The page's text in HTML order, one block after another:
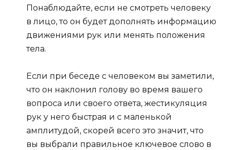
Понаблюдайте, если не смотреть человеку
в лицо, то он будет дополнять информацию
движениями рук или менять положения
тела.
Если при беседе с человеком вы заметили,
что он наклонил голову во время вашего
вопроса или своего ответа, жестикуляция
рук у него быстрая и с маленькой
амплитудой, скорей всего это значит, что
вы выбрали правильное ключевое слово в